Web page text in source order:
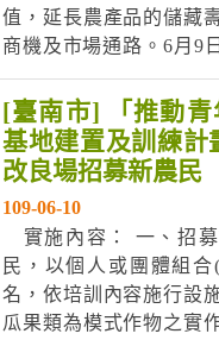
值，延長農產品的儲藏
商機及市場通路。6月9
區農業推廣訓練中心辦
選修訓練-有機米食及雜
自全臺各地共32位學員
青農、家政班班員、原
友共襄盛舉，為期3天
響，學員滿載而歸。 ...
[臺南市] 「推動
基地建置及訓練計
改良場招募新農民
109-06-10
實施內容： 一、招
民，以個人或團體組
名，依培訓內容施行設
瓜果類為模式作物之實